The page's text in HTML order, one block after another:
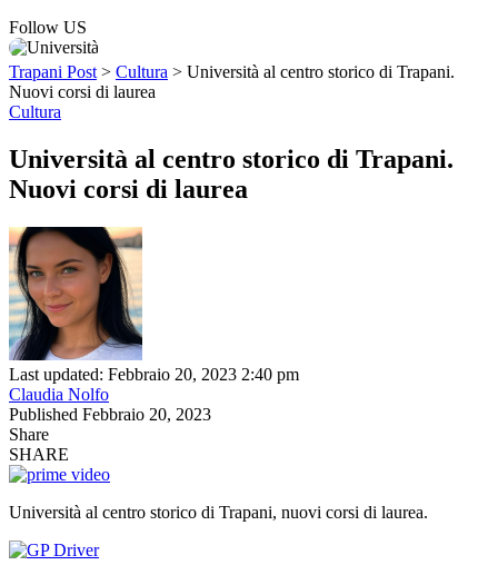
Follow US
Trapani Post > Cultura > Università al centro storico di Trapani.
Nuovi corsi di laurea
Cultura
Università al centro storico di Trapani.
Nuovi corsi di laurea
Last updated: Febbraio 20, 2023 2:40 pm
Claudia Nolfo
Published Febbraio 20, 2023
Share
SHARE
Università al centro storico di Trapani, nuovi corsi di laurea.